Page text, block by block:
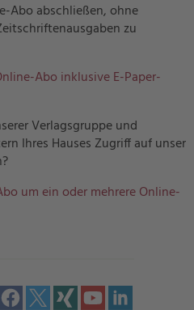
Abo abschließen, ohne
zu
Abo inklusive E-Paper-
Verlagsgruppe und
Ihres Hauses Zugriff auf unser
um ein oder mehrere Online-